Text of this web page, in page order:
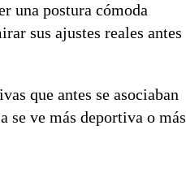
una postura cómoda
sus ajustes reales antes
que antes se asociaban
se ve más deportiva o más